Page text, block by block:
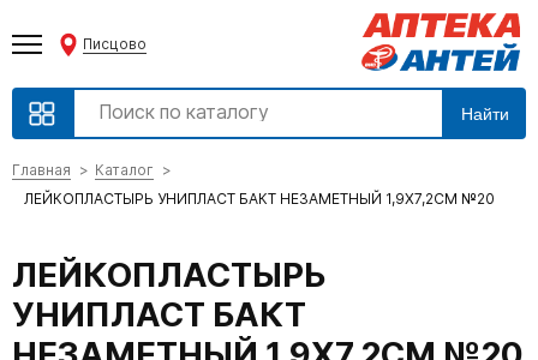
Писцово
Найти
Главная
Каталог
ЛЕЙКОПЛАСТЫРЬ УНИПЛАСТ БАКТ НЕЗАМЕТНЫЙ 1,9Х7,2СМ №20
ЛЕЙКОПЛАСТЫРЬ
УНИПЛАСТ БАКТ